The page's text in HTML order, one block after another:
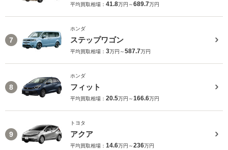
平均買取相場： 41.8万円～689.7万円
7
ホンダ
ステップワゴン
平均買取相場： 3万円～587.7万円
8
ホンダ
フィット
平均買取相場： 20.5万円～166.6万円
9
トヨタ
アクア
平均買取相場： 14.6万円～236万円